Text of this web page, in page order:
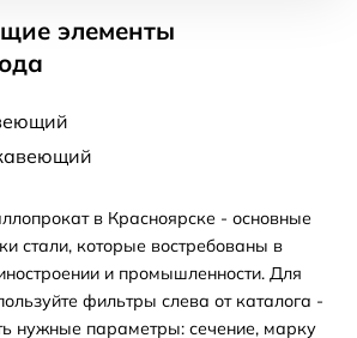
элементы
в Красноярске - основные
стали, которые востребованы в
и промышленности. Для
фильтры слева от каталога -
нужные параметры: сечение, марку